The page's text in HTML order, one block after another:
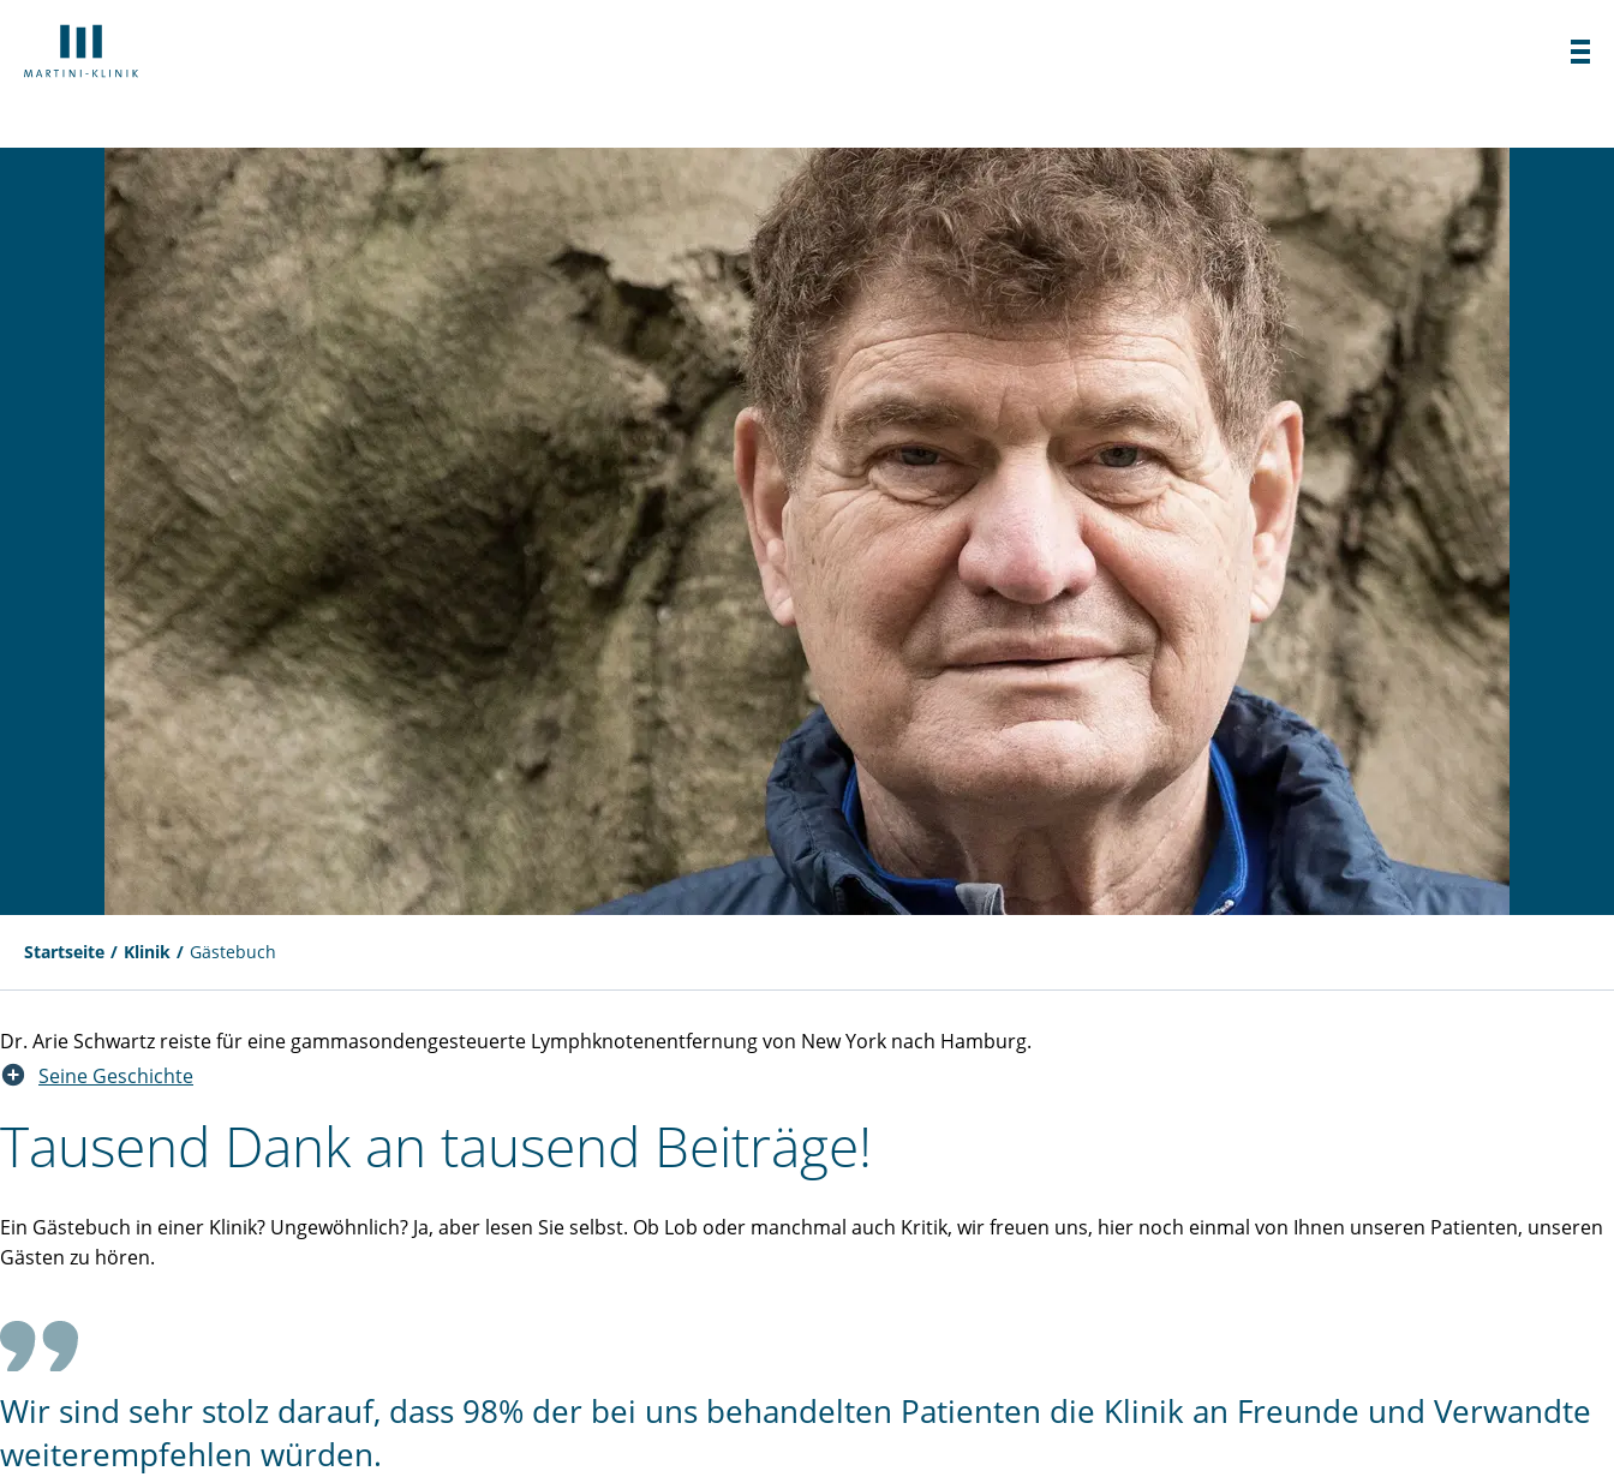
Startseite Klinik Gästebuch
Dr. Arie Schwartz reiste für eine gammasondengesteuerte Lymphknotenentfernung von New York nach Hamburg.
Seine Geschichte
Tausend Dank an tausend Beiträge!
Ein Gästebuch in einer Klinik? Ungewöhnlich? Ja, aber lesen Sie selbst. Ob Lob oder manchmal auch Kritik, wir freuen uns, hier noch einmal von Ihnen unseren Patienten, unseren
Gästen zu hören.
Wir sind sehr stolz darauf, dass 98% der bei uns behandelten Patienten die Klinik an Freunde und Verwandte
weiterempfehlen würden.